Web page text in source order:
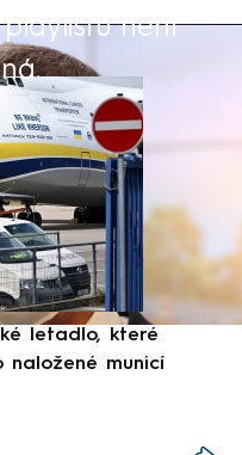
není
letadlo, které
naložené municí